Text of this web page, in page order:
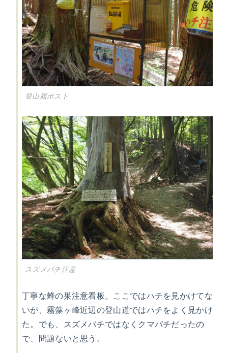
登山届ポスト
スズメバチ注意
丁寧な蜂の巣注意看板。ここではハチを見かけてな
いが、霧藻ヶ峰近辺の登山道ではハチをよく見かけ
た。でも、スズメバチではなくクマバチだったの
で、問題ないと思う。